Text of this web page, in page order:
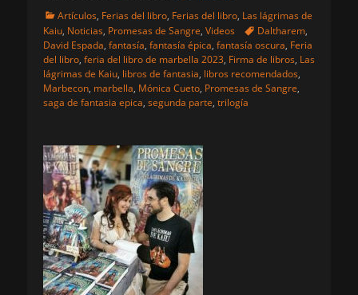
Categorias
Artículos, Ferias del libro, Ferias del libro, Las lágrimas de
Kaiu, Noticias, Promesas de Sangre, Videos Etiquetas
Daltharem,
David Espada, fantasía, fantasía épica, fantasía oscura, Feria
del libro, feria del libro de marbella 2023, Firma de libros, Las
lágrimas de Kaiu, libros de fantasia, libros recomendados,
Marbecon, marbella, Mónica Cueto, Promesas de Sangre,
saga de fantasia epica, segunda parte, trilogía